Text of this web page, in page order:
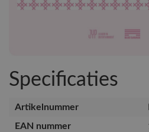
Specificaties
Artikelnummer
EAN nummer